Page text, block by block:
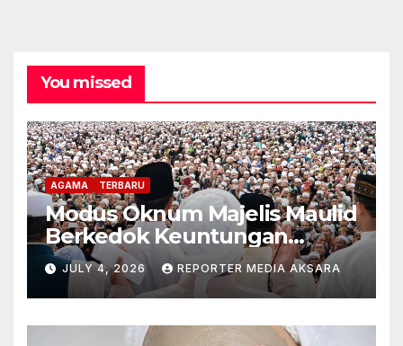
You missed
AGAMA TERBARU
Modus Oknum Majelis Maulid
Berkedok Keuntungan
Pribadi
JULY 4, 2026 REPORTER MEDIA AKSARA